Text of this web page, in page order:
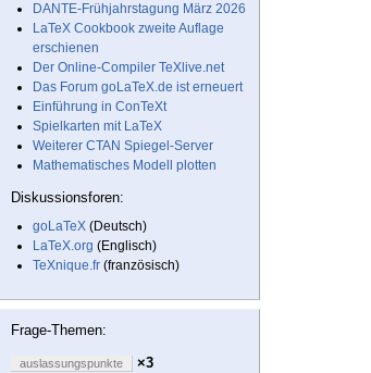
DANTE-Frühjahrstagung März 2026
LaTeX Cookbook zweite Auflage
erschienen
Der Online-Compiler TeXlive.net
Das Forum goLaTeX.de ist erneuert
Einführung in ConTeXt
Spielkarten mit LaTeX
Weiterer CTAN Spiegel-Server
Mathematisches Modell plotten
Diskussionsforen:
goLaTeX (Deutsch)
LaTeX.org (Englisch)
TeXnique.fr (französisch)
Frage-Themen:
auslassungspunkte ×3